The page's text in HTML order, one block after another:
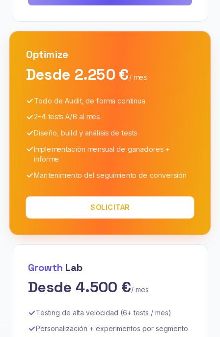
Optimize
Desde 2.250 €/ mes
Todo de Audit, de forma continua
2–4 tests A/B al mes
Diseño, build y análisis de tests
Implementación mensual de ganadores +
informe
Mantenimiento del seguimiento de conversión
SOLICITAR
Growth Lab
Desde 4.500 €/ mes
Testing de alta velocidad (6+ tests / mes)
Personalización + experimentos por segmento